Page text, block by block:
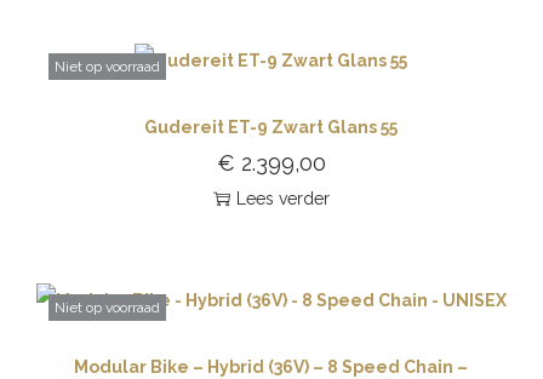
Niet op voorraad
Gudereit ET-9 Zwart Glans 55
€ 2.399,00
Lees verder
Niet op voorraad
Modular Bike – Hybrid (36V) – 8 Speed Chain –